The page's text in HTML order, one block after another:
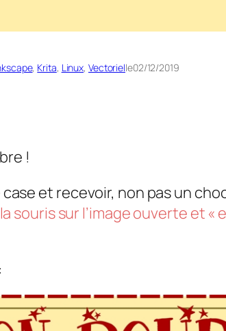
, Krita, Linux, Vectorielle02/12/2019
!
et recevoir, non pas un
souris sur l’image ouverte et «